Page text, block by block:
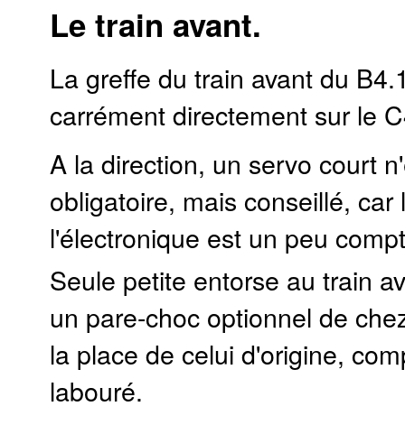
Le train avant.
La greffe du train avant du
carrément directement sur le
A la direction, un servo court
obligatoire, mais conseillé, car
l'électronique est un peu
Seule petite entorse au train
un pare-choc optionnel de
la place de celui d'origine,
labouré.